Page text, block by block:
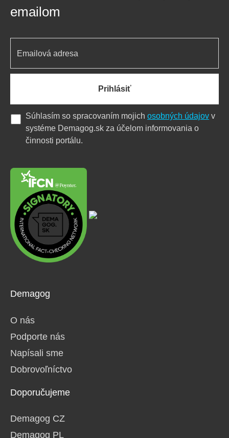
Demagog
O nás
Podporte nás
Napísali sme
Dobrovoľníctvo
Doporučujeme
Demagog CZ
Demagog PL
emailom
Prihlásiť
Súhlasím so spracovaním mojich osobných údajov v
systéme Demagog.sk za účelom informovania o
činnosti portálu.